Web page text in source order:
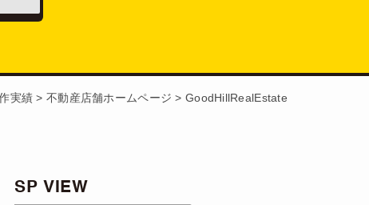
実績 >不動産店舗ホームページ > GoodHillRealEstate
SP VIEW